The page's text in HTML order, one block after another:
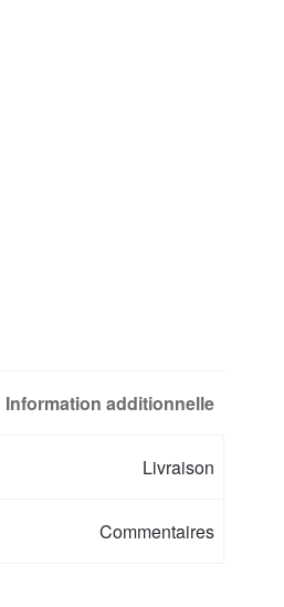
Information additionnelle
Livraison
Commentaires